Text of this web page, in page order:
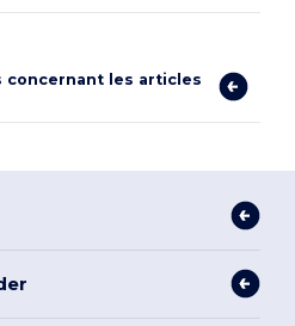
concernant les articles